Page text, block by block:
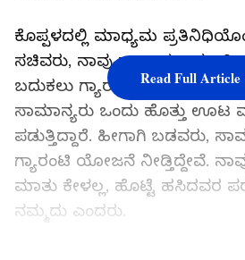
ಕೊಪ್ಪಳದಲ್ಲಿ ಮಾಧ್ಯಮ
ಸಚಿವರು, ನಾವು
ಬದುಕಲು ಗ್ಯಾರಂಟಿ ಯೋಜನೆ
ಸಾಮಾನ್ಯರು ಒಂದು ಹೊತ್ತು ಊಟ
ಪಡುತ್ತಿದ್ದಾರೆ. ಹೀಗಾಗಿ ಬಡವರು,
ಗ್ಯಾರಂಟಿ ಯೋಜನೆ ನೀಡ್ತಿದ್ದೇವೆ.
ಮಾತು ಕೇಳಲ್ಲ, ಹೊಟ್ಟೆ ಹಸಿದವರ
ನಮ್ಮದು ಎಂದರು.
Read Full Article